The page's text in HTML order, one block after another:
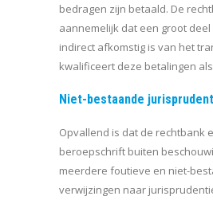
bedragen zijn betaald. De
aannemelijk dat een groot
indirect afkomstig is van het
kwalificeert deze betalingen
Niet-bestaande
Opvallend is dat de rechtbank
beroepschrift buiten
meerdere foutieve en niet-
verwijzingen naar